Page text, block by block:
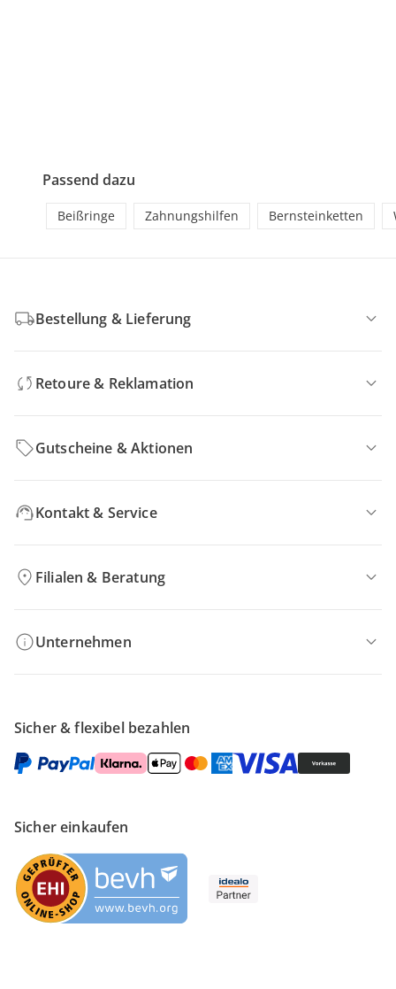
Passend dazu
Beißringe Zahnungshilfen Bernsteinketten
Bestellung & Lieferung
Retoure & Reklamation
Gutscheine & Aktionen
Kontakt & Service
Filialen & Beratung
Unternehmen
Sicher & flexibel bezahlen
Sicher einkaufen